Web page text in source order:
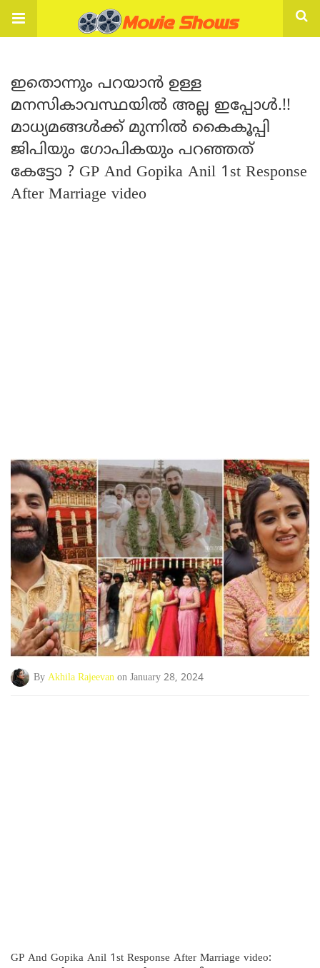
ഇതൊന്നും പറയാൻ ഉള്ള
മനസികാവസ്ഥയിൽ അല്ല ഇപ്പോൾ.!!
മാധ്യമങ്ങൾക്ക് മുന്നിൽ കൈകൂപ്പി
ജിപിയും ഗോപികയും പറഞ്ഞത്
കേട്ടോ ? GP And Gopika Anil 1st Response
After Marriage video
By Akhila Rajeevan on January 28, 2024
GP And Gopika Anil 1st Response After Marriage video: